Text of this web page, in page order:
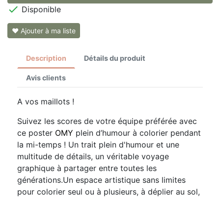
 Disponible
❤ Ajouter à ma liste
Description Détails du produit
Avis clients
A vos maillots !
Suivez les scores de votre équipe préférée avec
ce poster OMY plein d’humour à colorier pendant
la mi-temps ! Un trait plein d'humour et une
multitude de détails, un véritable voyage
graphique à partager entre toutes les
générations.Un espace artistique sans limites
pour colorier seul ou à plusieurs, à déplier au sol,